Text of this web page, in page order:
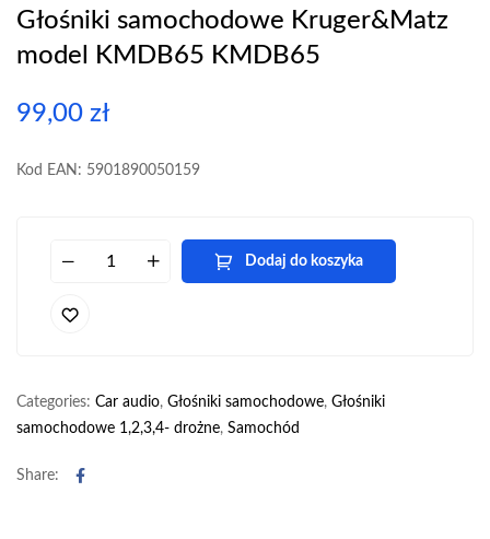
Głośniki samochodowe Kruger&Matz
model KMDB65 KMDB65
99,00 zł
Kod EAN: 5901890050159
Dodaj do koszyka
Categories: Car audio, Głośniki samochodowe, Głośniki
samochodowe 1,2,3,4- drożne, Samochód
Share: Facebook